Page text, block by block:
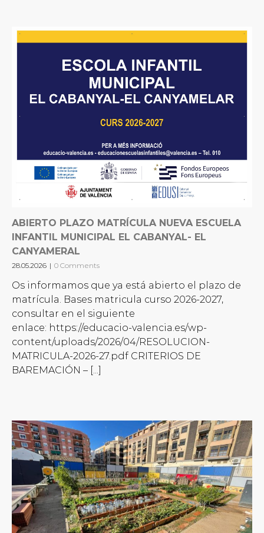
ABIERTO PLAZO MATRÍCULA NUEVA ESCUELA
INFANTIL MUNICIPAL EL CABANYAL- EL
CANYAMERAL
28.05.2026 | 0 Comments
Os informamos que ya está abierto el plazo de
matrícula. Bases matricula curso 2026-2027,
consultar en el siguiente
enlace: https://educacio-valencia.es/wp-
content/uploads/2026/04/RESOLUCION-
MATRICULA-2026-27.pdf CRITERIOS DE
BAREMACIÓN – [...]